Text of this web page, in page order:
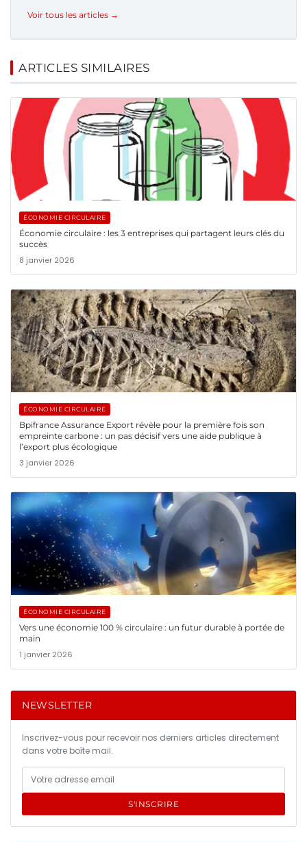
Voir tous les articles →
ARTICLES SIMILAIRES
ÉCONOMIE CIRCULAIRE
Économie circulaire : les 3 entreprises qui partagent leurs clés du
succès
8 janvier 2026
ÉCONOMIE CIRCULAIRE
Bpifrance Assurance Export révèle pour la première fois son
empreinte carbone : un pas décisif vers une aide publique à
l’export plus écologique
3 janvier 2026
ÉCONOMIE CIRCULAIRE
Vers une économie 100 % circulaire : un futur durable à portée de
main
1 janvier 2026
NEWSLETTER
Inscrivez-vous pour recevoir nos derniers articles directement
dans votre boîte mail.
S'INSCRIRE